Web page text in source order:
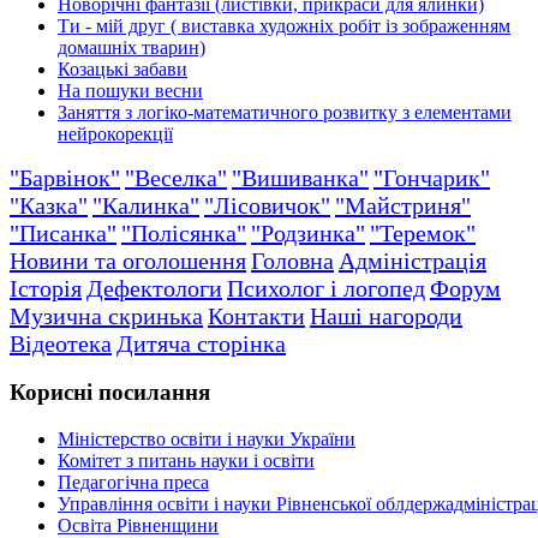
Ти - мій друг ( виставка художніх робіт із зображенням
домашніх тварин)
Козацькі забави
На пошуки весни
Заняття з логіко-математичного розвитку з елементами
нейрокорекції
"Барвінок" "Веселка" "Вишиванка" "Гончарик"
"Казка" "Калинка" "Лісовичок" "Майстриня"
"Писанка" "Полісянка" "Родзинка" "Теремок"
Новини та оголошенняГоловна Адміністрація
Історія ДефектологиПсихолог і логопедФорум
Музична скринька КонтактиНаші нагороди
Відеотека Дитяча сторінка
Корисні посилання
Міністерство освіти і науки України
Комітет з питань науки і освіти
Педагогічна преса
Управління освіти і науки Рівненської
Освіта Рівненщини